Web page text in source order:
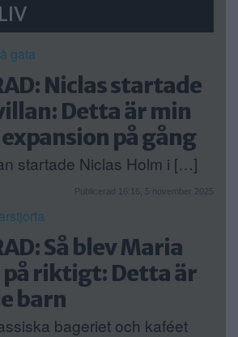
Niclas startade
Detta är min
på gång
startade Niclas Holm i […]
Publicerad 16:16, 5 november 2025
Så blev Maria
på riktigt: Detta är
barn
bageriet och kaféet